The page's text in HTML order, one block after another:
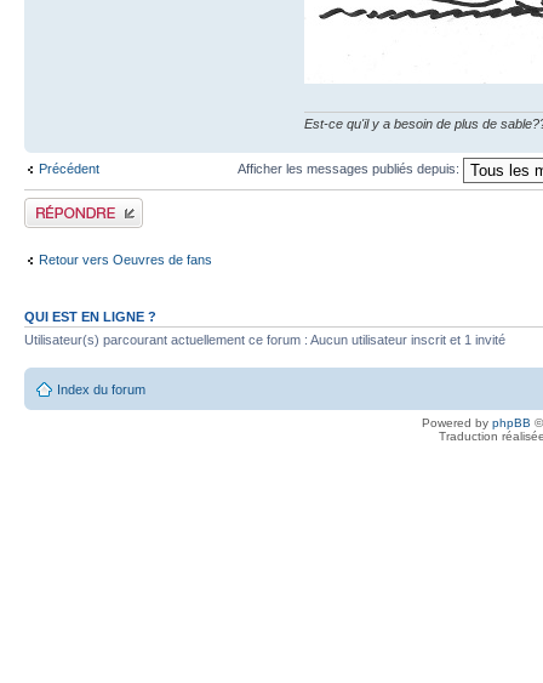
Est-ce qu'il y a besoin de plus de
Précédent Afficher les messages publiés depuis:
Publier une réponse
Retour vers Oeuvres de fans
QUI EST EN LIGNE ?
Utilisateur(s) parcourant actuellement ce forum : Aucun utilisateur inscrit et 1 invité
Index du forum
Powered by phpBB
Traduction